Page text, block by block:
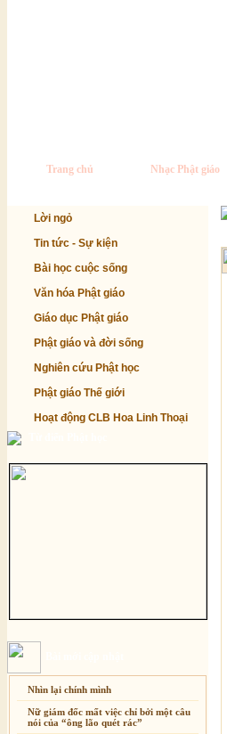
Trang chủ Nhạc Phật giáo
Lời ngỏ
Tin tức - Sự kiện
Bài học cuộc sống
Văn hóa Phật giáo
Giáo dục Phật giáo
Phật giáo và đời sống
Nghiên cứu Phật học
Phật giáo Thế giới
Hoạt động CLB Hoa Linh Thoại
Nhìn lại chính mình
Nữ giám đốc mất việc chỉ bởi một câu
nói của “ông lão quét rác”